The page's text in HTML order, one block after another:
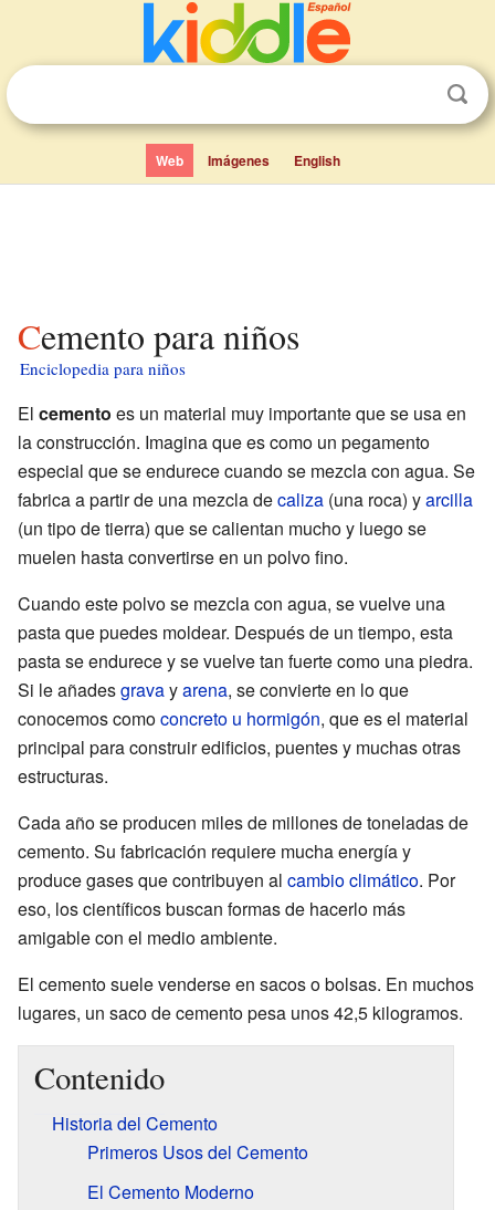
Web Imágenes English
Cemento para niños
Enciclopedia para niños
El cemento es un material muy importante que se usa en
la construcción. Imagina que es como un pegamento
especial que se endurece cuando se mezcla con agua. Se
fabrica a partir de una mezcla decaliza (una roca) yarcilla
(un tipo de tierra) que se calientan mucho y luego se
muelen hasta convertirse en un polvo fino.
Cuando este polvo se mezcla con agua, se vuelve una
pasta que puedes moldear. Después de un tiempo, esta
pasta se endurece y se vuelve tan fuerte como una piedra.
Si le añadesgravayarena, se convierte en lo que
conocemos comoconcreto u hormigón, que es el material
principal para construir edificios, puentes y muchas otras
estructuras.
Cada año se producen miles de millones de toneladas de
cemento. Su fabricación requiere mucha energía y
produce gases que contribuyen al cambio climático. Por
eso, los científicos buscan formas de hacerlo más
amigable con el medio ambiente.
El cemento suele venderse en sacos o bolsas. En muchos
lugares, un saco de cemento pesa unos 42,5 kilogramos.
Contenido
Historia del Cemento
Primeros Usos del Cemento
El Cemento Moderno